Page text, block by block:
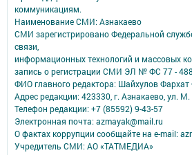
коммуникациям.
Наименование СМИ: Азнакаево
СМИ зарегистрировано Федеральной
связи,
информационных технологий и массовых
запись о регистрации СМИ ЭЛ № ФС 77 -
ФИО главного редактора: Шайхулов
Адрес редакции: 423330, г. Азнакаево, ул.
Телефон редакции: +7 (85592) 9-43-57
Электронная почта: azmayak@mail.ru
О фактах коррупции сообщайте на e-mail:
Учредитель СМИ: АО «ТАТМЕДИА»